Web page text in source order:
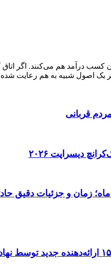
کسب درآمد هم می‌کنند. اگر
یک اصول شبیه به هم رعایت
قربانی